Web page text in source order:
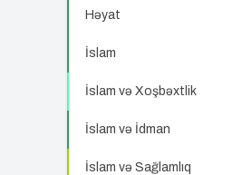
Həyat
İslam
İslam və Xoşbəxtlik
İslam və İdman
İslam və Sağlamlıq